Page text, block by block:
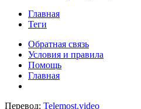
Главная
Теги
Обратная связь
Условия и правила
Помощь
Главная
Перевод: Telemost.video